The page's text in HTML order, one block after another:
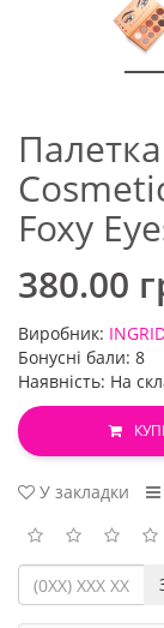
Foxy
380.00
Виробник:
Бонусні бали: 8
Наявність: На
У закладки